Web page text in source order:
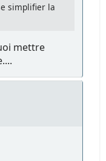
simplifier la
mettre